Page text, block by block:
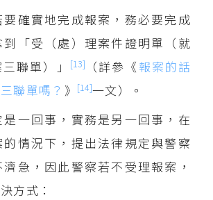
確實地完成報案，務必要完成
到「受（處）理案件證明單（就
聯單）」
[13] （詳參《 報案的話
聯單嗎？ 》 [14]一文）。
一回事，實務是另一回事，在
情況下，提出法律規定與警察
急，因此警察若不受理報案，
方式：